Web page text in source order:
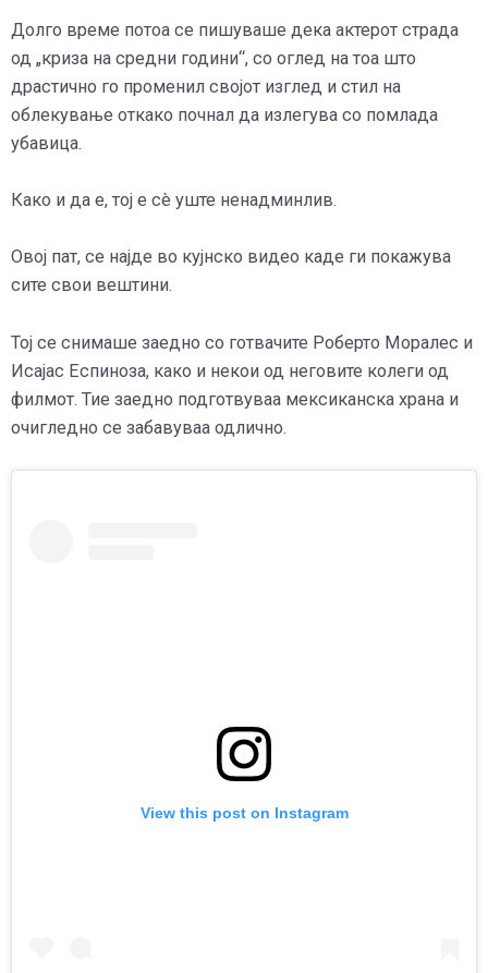
Долго време потоа се пишуваше дека актерот страда
од „криза на средни години“, со оглед на тоа што
драстично го променил својот изглед и стил на
облекување откако почнал да излегува со помлада
убавица.
Како и да е, тој е сè уште ненадминлив.
Овој пат, се најде во кујнско видео каде ги покажува
сите свои вештини.
Тој се снимаше заедно со готвачите Роберто Моралес и
Исајас Еспиноза, како и некои од неговите колеги од
филмот. Тие заедно подготвуваа мексиканска храна и
очигледно се забавуваа одлично.
View this post on Instagram